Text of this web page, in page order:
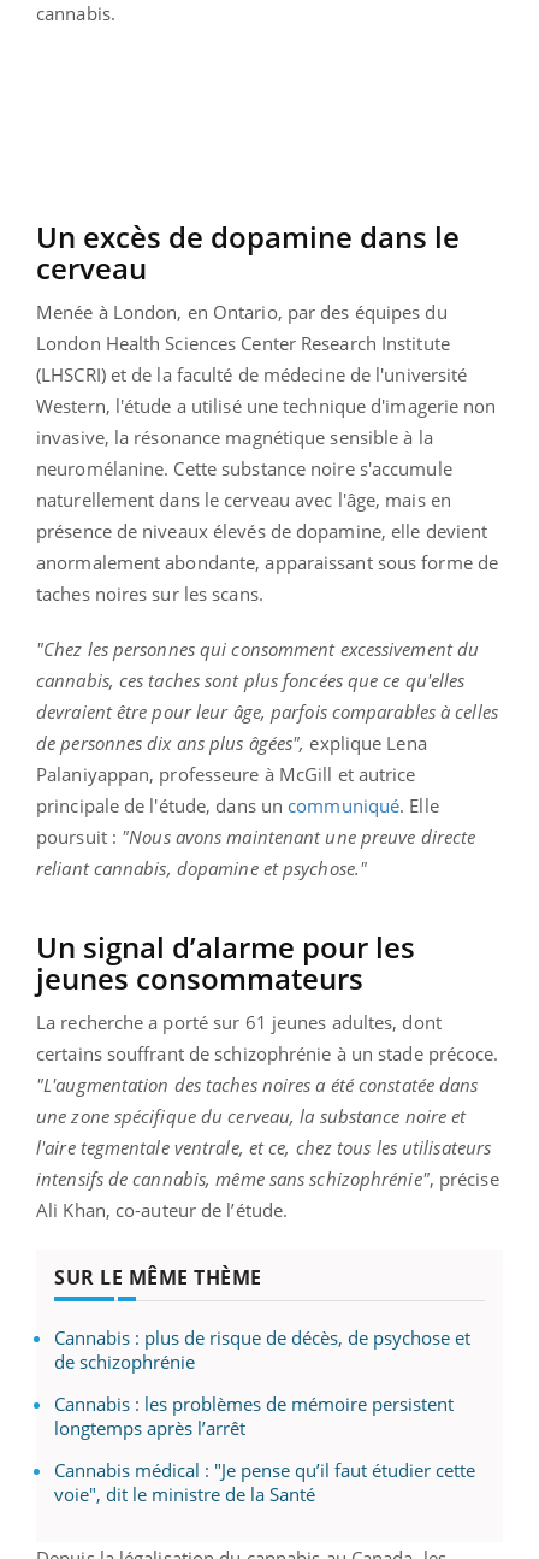
cannabis.
Un excès de dopamine dans le
cerveau
Menée à London, en Ontario, par des équipes du
London Health Sciences Center Research Institute
(LHSCRI) et de la faculté de médecine de l'université
Western, l'étude a utilisé une technique d'imagerie non
invasive, la résonance magnétique sensible à la
neuromélanine. Cette substance noire s'accumule
naturellement dans le cerveau avec l'âge, mais en
présence de niveaux élevés de dopamine, elle devient
anormalement abondante, apparaissant sous forme de
taches noires sur les scans.
"Chez les personnes qui consomment excessivement du
cannabis, ces taches sont plus foncées que ce qu'elles
devraient être pour leur âge, parfois comparables à celles
de personnes dix ans plus âgées", explique Lena
Palaniyappan, professeure à McGill et autrice
principale de l'étude, dans un communiqué. Elle
poursuit : "Nous avons maintenant une preuve directe
reliant cannabis, dopamine et psychose."
Un signal d’alarme pour les
jeunes consommateurs
La recherche a porté sur 61 jeunes adultes, dont
certains souffrant de schizophrénie à un stade précoce.
"L'augmentation des taches noires a été constatée dans
une zone spécifique du cerveau, la substance noire et
l'aire tegmentale ventrale, et ce, chez tous les utilisateurs
intensifs de cannabis, même sans schizophrénie", précise
Ali Khan, co-auteur de l’étude.
SUR LE MÊME THÈME
Cannabis : plus de risque de décès, de psychose et
de schizophrénie
Cannabis : les problèmes de mémoire persistent
longtemps après l’arrêt
Cannabis médical : "Je pense qu’il faut étudier cette
voie", dit le ministre de la Santé